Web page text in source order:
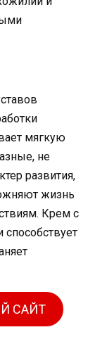
мягкую
не
развития,
жизнь
Крем с
способствует
САЙТ